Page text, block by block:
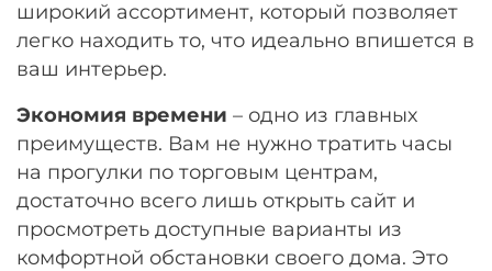
широкий ассортимент, который позволяет
легко находить то, что идеально впишется в
ваш интерьер.
Экономия времени – одно из главных
преимуществ. Вам не нужно тратить часы
на прогулки по торговым центрам,
достаточно всего лишь открыть сайт и
просмотреть доступные варианты из
комфортной обстановки своего дома. Это